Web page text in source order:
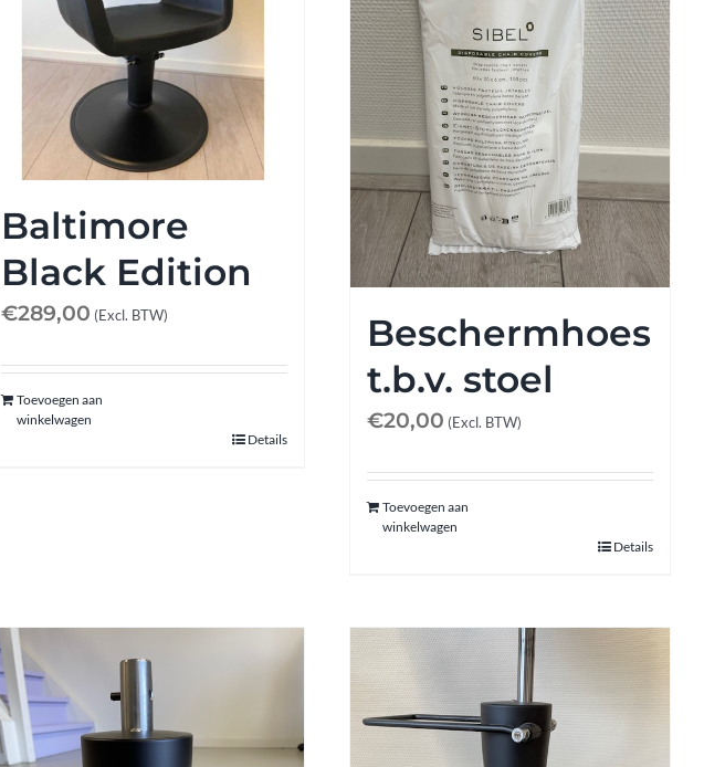
Baltimore
Black Edition
€289,00 (Excl. BTW)
Toevoegen aan
winkelwagen
Details
Beschermhoes
t.b.v. stoel
€20,00 (Excl. BTW)
Toevoegen aan
winkelwagen
Details